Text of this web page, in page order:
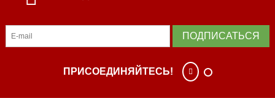
ПОДПИСАТЬСЯ
ПРИСОЕДИНЯЙТЕСЬ!